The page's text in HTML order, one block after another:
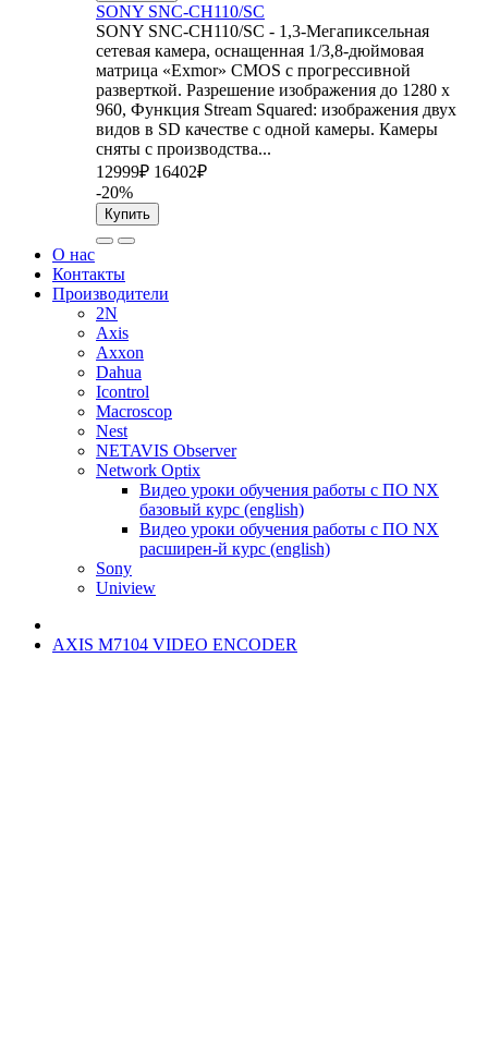
SONY SNC-CH110/SC
SONY SNC-CH110/SC - 1,3-Мегапиксельная
сетевая камера, оснащенная 1/3,8-дюймовая
матрица «Exmor» CMOS с прогрессивной
разверткой. Разрешение изображения до 1280 x
960, Функция Stream Squared: изображения двух
видов в SD качестве с одной камеры. Камеры
сняты с производства...
12999₽ 16402₽
-20%
Купить
О нас
Контакты
Производители
2N
Axis
Axxon
Dahua
Icontrol
Macroscop
Nest
NETAVIS Observer
Network Optix
Видео уроки обучения работы с ПО NX
базовый курс (english)
Видео уроки обучения работы с ПО NX
расширен-й курс (english)
Sony
Uniview
AXIS M7104 VIDEO ENCODER